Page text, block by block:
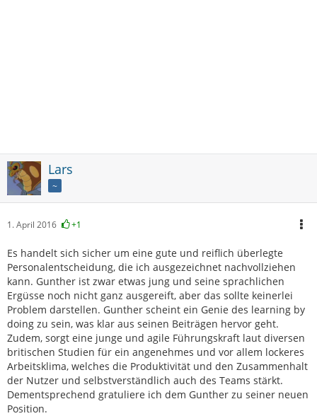
Lars
~
1. April 2016 +1
Es handelt sich sicher um eine gute und reiflich überlegte
Personalentscheidung, die ich ausgezeichnet nachvollziehen
kann. Gunther ist zwar etwas jung und seine sprachlichen
Ergüsse noch nicht ganz ausgereift, aber das sollte keinerlei
Problem darstellen. Gunther scheint ein Genie des learning by
doing zu sein, was klar aus seinen Beiträgen hervor geht.
Zudem, sorgt eine junge und agile Führungskraft laut diversen
britischen Studien für ein angenehmes und vor allem lockeres
Arbeitsklima, welches die Produktivität und den Zusammenhalt
der Nutzer und selbstverständlich auch des Teams stärkt.
Dementsprechend gratuliere ich dem Gunther zu seiner neuen
Position.